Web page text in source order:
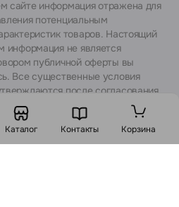
сайте информация отражена для
потенциальным
товаров. Настоящий
информация не является
публичной оферты вы
. Все существенные условия
после согласования
Каталог Контакты Корзина